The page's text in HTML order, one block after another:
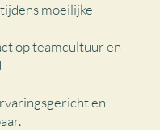
moeilijke
op teamcultuur en
en